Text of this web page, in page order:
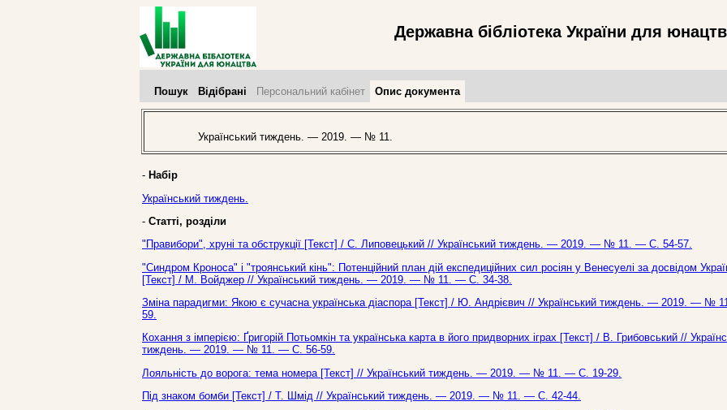
Державна бібліотека України для
Пошук Відібрані Персональний кабінет Опис документа
Український тиждень. — 2019. — № 11.
- Набір
Український тиждень.
- Статті, розділи
"Правибори", хруні та обструкції [Текст] / С. Липовецький // Український тиждень. — 2019. — № 11. — С. 54-57.
"Синдром Кроноса" і "троянський кінь": Потенційний план дій експедиційних сил росіян у Венесуелі за досвідом
[Текст] / М. Войджер // Український тиждень. — 2019. — № 11. — С. 34-38.
Зміна парадигми: Якою є сучасна українська діаспора [Текст] / Ю. Андрієвич // Український тиждень. — 2019. — №
59.
Кохання з імперією: Ґригорій Потьомкін та українська карта в його придворних іграх [Текст] / В. Грибовський //
тиждень. — 2019. — № 11. — С. 56-59.
Лояльність до ворога: тема номера [Текст] // Український тиждень. — 2019. — № 11. — С. 19-29.
Під знаком бомби [Текст] / Т. Шмід // Український тиждень. — 2019. — № 11. — С. 42-44.